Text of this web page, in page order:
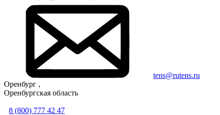
tens@rutens.ru
Оренбург ,
Оренбургская область
8 (800) 777 42 47